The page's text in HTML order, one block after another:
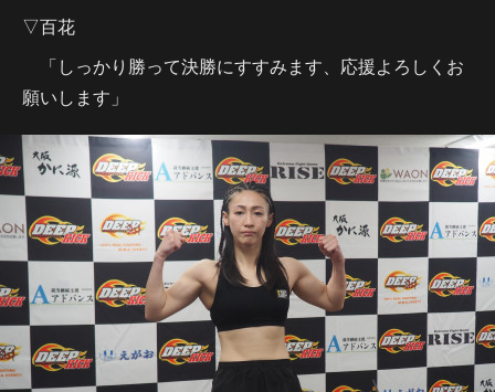
▽百花
「しっかり勝って決勝にすすみます、応援よろしくお
願いします」